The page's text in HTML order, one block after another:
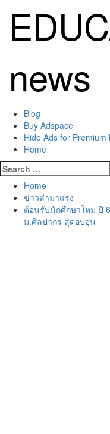
content
news
Primary
Menu
Blog
Buy Adspace
Hide Ads for Premium
Home
Search
for:
Home
ข่าวล่ามาแรง
ต้อนรับนักศึกษาใหม่ ปี
ม.ศิลปากร สุดอบอุ่น